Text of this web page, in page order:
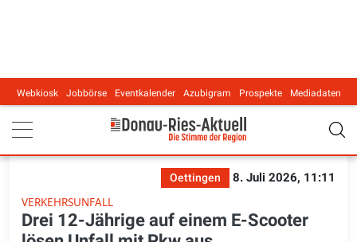
Main navigation
Webkiosk Jobbörse Eventkalender Azubigram Prospekte Mediadaten
Oettingen
8. Juli 2026, 11:11
VERKEHRSUNFALL
Drei 12-Jährige auf einem E-Scooter